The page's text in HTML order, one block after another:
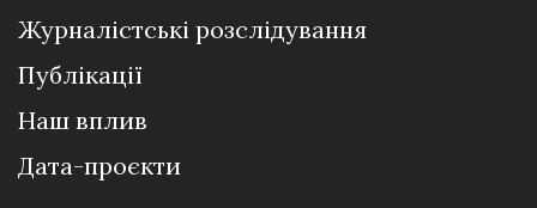
Журналістські розслідування
Публікації
Наш вплив
Дата-проєкти